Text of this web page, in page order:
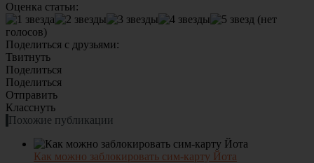
Оценка статьи:
(нет
голосов)
Поделиться с друзьями:
Твитнуть
Поделиться
Поделиться
Отправить
Класснуть
Похожие публикации
Как можно заблокировать сим-карту Йота